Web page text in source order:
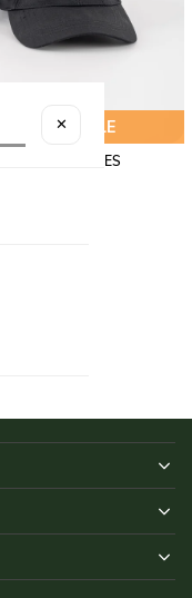
SEPETE EKLE
ŞAPKA CIRTLI ES
✕